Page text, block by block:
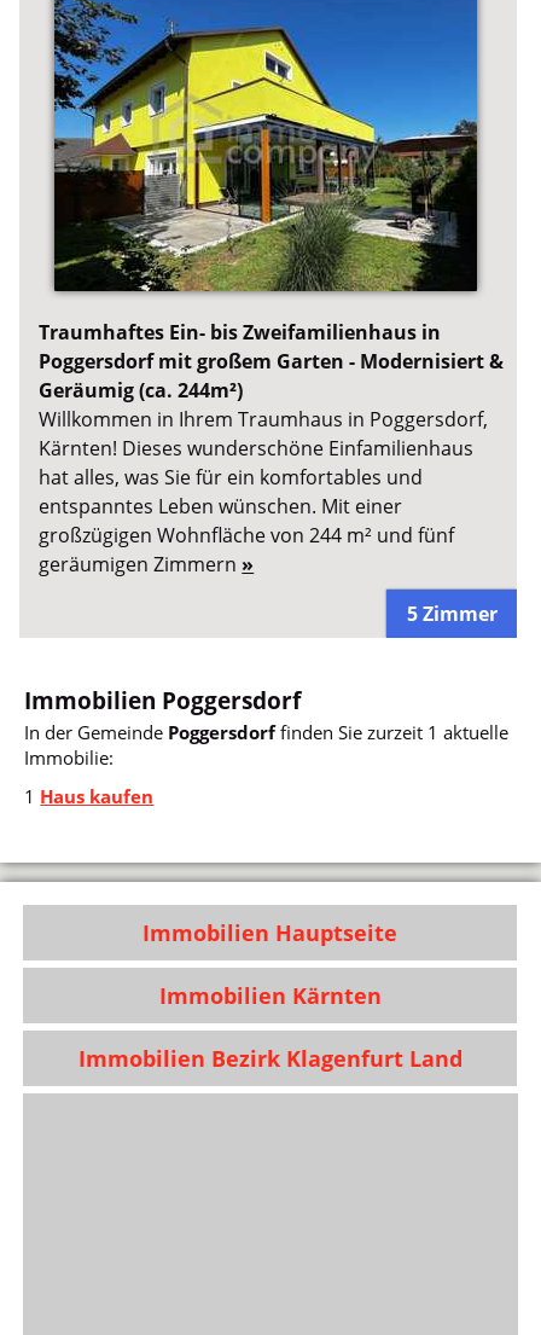
Traumhaftes Ein- bis Zweifamilienhaus in
Poggersdorf mit großem Garten - Modernisiert &
Geräumig (ca. 244m²)
Willkommen in Ihrem Traumhaus in Poggersdorf,
Kärnten! Dieses wunderschöne Einfamilienhaus
hat alles, was Sie für ein komfortables und
entspanntes Leben wünschen. Mit einer
großzügigen Wohnfläche von 244 m² und fünf
geräumigen Zimmern »
5 Zimmer
Immobilien Poggersdorf
In der Gemeinde Poggersdorffinden Sie zurzeit 1 aktuelle
Immobilie:
1 Haus kaufen
Immobilien Hauptseite
Immobilien Kärnten
Immobilien Bezirk Klagenfurt Land